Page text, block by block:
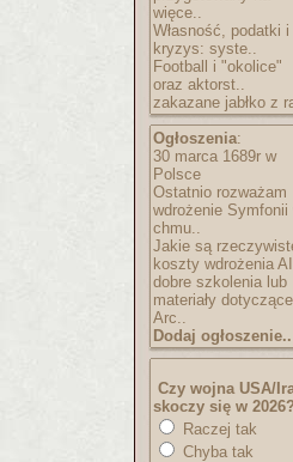
więce..
Własność, podatki i
kryzys: syste..
Football i "okolice"
oraz aktorst..
zakazane jabłko z
Ogłoszenia:
30 marca 1689r w
Polsce
Ostatnio rozważam
wdrożenie Symfonii
chmu..
Jakie są
koszty wdrożenia AI
dobre szkolenia lub
materiały dotyczące
Arc..
Dodaj ogłoszenie..
Czy wojna USA/
skoczy się w 2026?
Raczej tak
Chyba tak